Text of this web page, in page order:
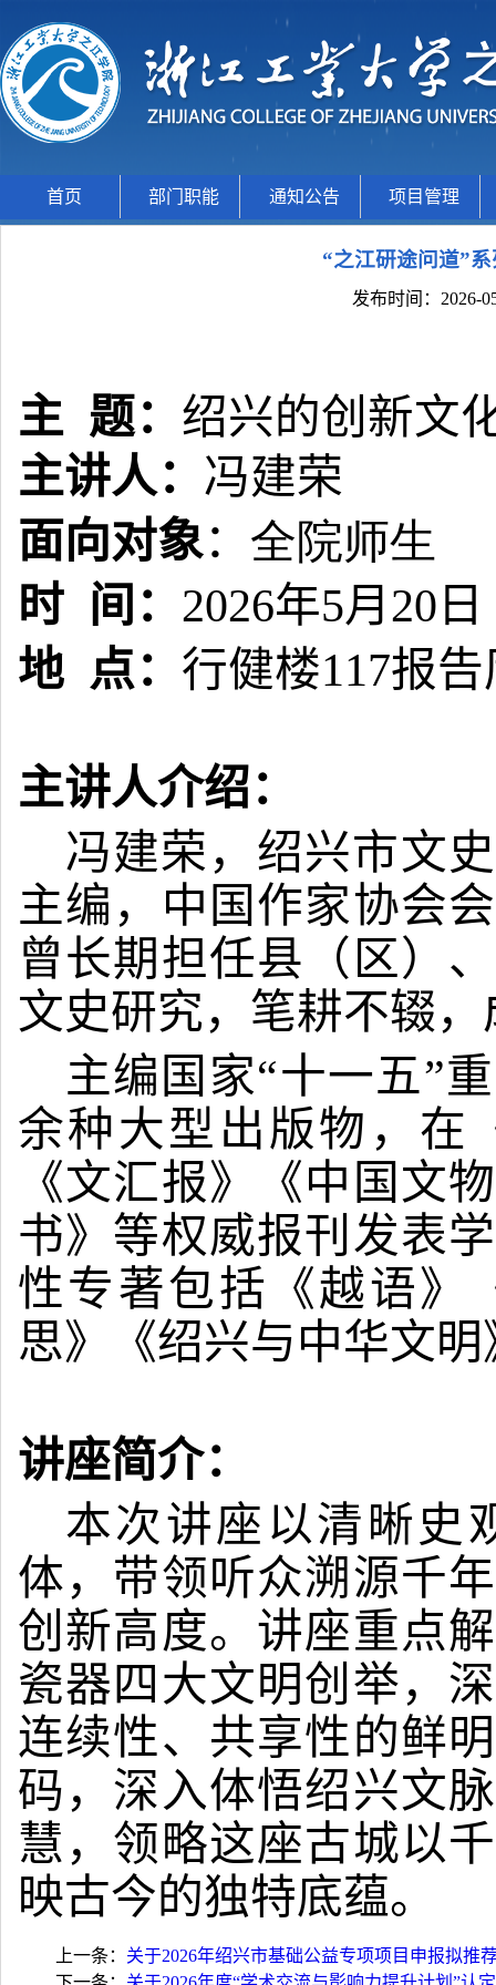
首页 部门职能 通知公告 项目管理
“之江研途问道”
发布时间：2026-
主 题： 绍兴的创新文
主讲人： 冯建荣
面向对象： 全院师生
时  间： 2026年5月20
地  点： 行健楼117报
主讲人介绍：
冯建荣，绍兴市文
主编，中国作家协会
曾长期担任县（区）
文史研究，笔耕不辍
主编国家“十一五”
余种大型出版物，在
《文汇报》《中国文
书》等权威报刊发表
性专著包括《越语》
思》《绍兴与中华文
讲座简介：
本次讲座以清晰史
体，带领听众溯源千
创新高度。讲座重点
瓷器四大文明创举，
连续性、共享性的鲜
码，深入体悟绍兴文
慧，领略这座古城以
映古今的独特底蕴。
上一条： 关于2026年绍兴市基础公益专项项目申报拟推